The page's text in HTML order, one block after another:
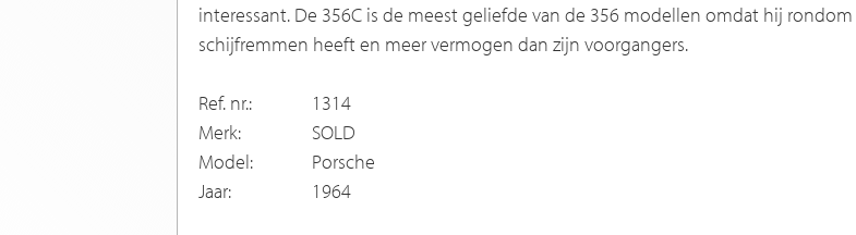
interessant. De 356C is de meest geliefde van de 356 modellen omdat hij rondom
schijfremmen heeft en meer vermogen dan zijn voorgangers.
Ref. nr.:
1314
Merk:
SOLD
Model:
Porsche
Jaar:
1964